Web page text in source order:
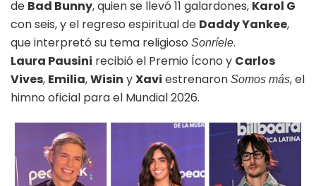
de Bad Bunny, quien se llevó 11 galardones, Karol G
con seis, y el regreso espiritual de Daddy Yankee,
que interpretó su tema religioso Sonríele.
Laura Pausini recibió el Premio Ícono y Carlos
Vives, Emilia,Wisin yXavi estrenaron Somos más, el
himno oficial para el Mundial 2026.